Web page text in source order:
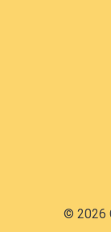
© 2026